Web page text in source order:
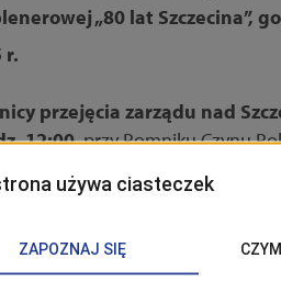
„80 lat Szczecina”,
r.
przejęcia zarządu nad
12:00, przy Pomniku Czynu
przez uczniów OSM I st.
Pieśni i Tańca Ziemi
godz. 13:00-20:00
, Ogród
urodzinowa potańcówka.